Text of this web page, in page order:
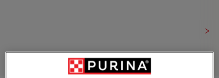
Tous nos articles sur les chats